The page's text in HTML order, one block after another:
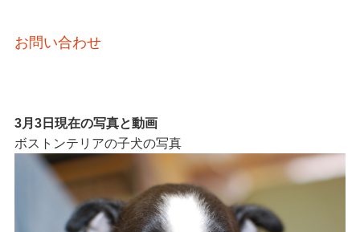
お問い合わせ
3月3日現在の写真と動画
ボストンテリアの子犬の写真